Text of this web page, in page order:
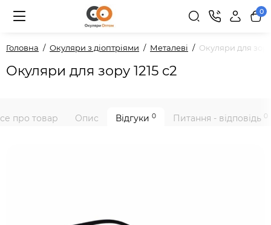
0
Головна Окуляри з діоптріями Металеві Окуляри для зору
Окуляри для зору 1215 c2
про товар Опис Відгуки 0 Питання - відповідь 0